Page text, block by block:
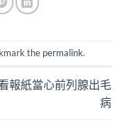
the permalink.
報紙當心前列腺出毛
病